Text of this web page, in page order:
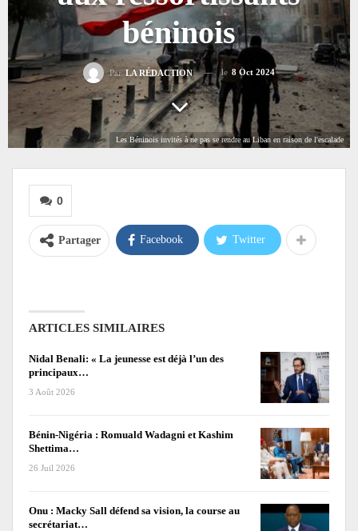
béninois
ParLA RÉDACTION le 8 Oct 2024
Les Béninois invités à ne pas se rendre au Liban en raison de l'escalade
0
Partager Facebook Twitter
ARTICLES SIMILAIRES
Nidal Benali: « La jeunesse est déjà l’un des
principaux…
3 Août 2026
Bénin-Nigéria : Romuald Wadagni et Kashim
Shettima…
26 Juil 2026
Onu : Macky Sall défend sa vision, la course au
secrétariat…